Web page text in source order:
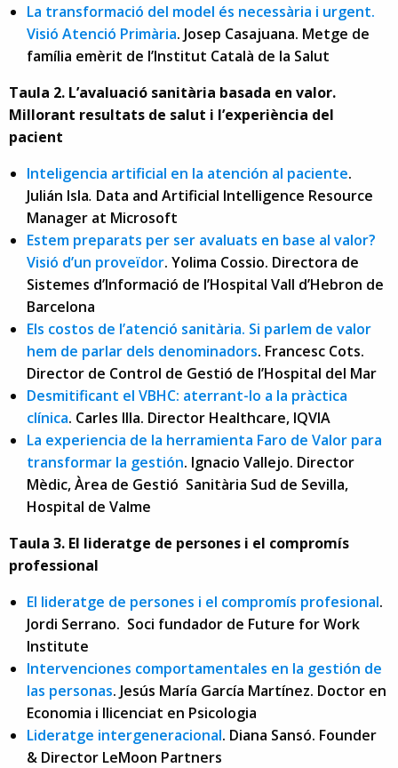
La transformació del model és necessària i urgent.
Visió Atenció Primària. Josep Casajuana. Metge de
família emèrit de l’Institut Català de la Salut
Taula 2. L’avaluació sanitària basada en valor.
Millorant resultats de salut i l’experiència del
pacient
Inteligencia artificial en la atención al paciente.
Julián Isla. Data and Artificial Intelligence Resource
Manager at Microsoft
Estem preparats per ser avaluats en base al valor?
Visió d’un proveïdor. Yolima Cossio. Directora de
Sistemes d’Informació de l’Hospital Vall d’Hebron de
Barcelona
Els costos de l’atenció sanitària. Si parlem de valor
hem de parlar dels denominadors. Francesc Cots.
Director de Control de Gestió de l’Hospital del Mar
Desmitificant el VBHC: aterrant-lo a la pràctica
clínica. Carles Illa. Director Healthcare, IQVIA
La experiencia de la herramienta Faro de Valor para
transformar la gestión. Ignacio Vallejo. Director
Mèdic, Àrea de Gestió Sanitària Sud de Sevilla,
Hospital de Valme
Taula 3. El lideratge de persones i el compromís
professional
El lideratge de persones i el compromís profesional.
Jordi Serrano. Soci fundador de Future for Work
Institute
Intervenciones comportamentales en la gestión de
las personas. Jesús María García Martínez. Doctor en
Economia i llicenciat en Psicologia
Lideratge intergeneracional. Diana Sansó. Founder
& Director LeMoon Partners